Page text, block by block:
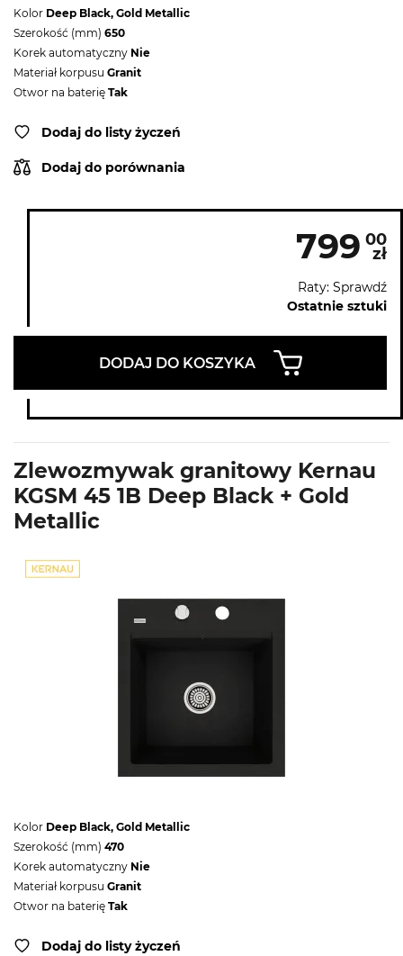
Kolor Deep Black, Gold Metallic
Szerokość (mm) 650
Korek automatyczny Nie
Materiał korpusu Granit
Otwor na baterię Tak
Dodaj do listy życzeń
Dodaj do porównania
799 00
zł
Raty: Sprawdź
Ostatnie sztuki
DODAJ DO KOSZYKA
Zlewozmywak granitowy Kernau
KGSM 45 1B Deep Black + Gold
Metallic
Kolor Deep Black, Gold Metallic
Szerokość (mm) 470
Korek automatyczny Nie
Materiał korpusu Granit
Otwor na baterię Tak
Dodaj do listy życzeń